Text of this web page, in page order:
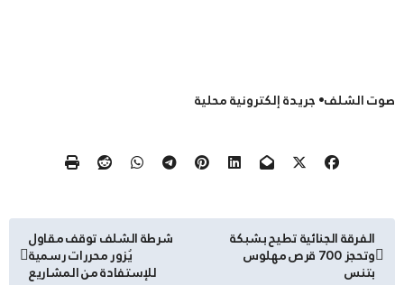
صوت الشلف• جريدة إلكترونية محلية
تصفّح
المقالات
الفرقة الجنائية تطيح بشبكة
وتحجز 700 قرص مهلوس
بتنس
شرطة الشلف توقف مقاول
يُزور محررات رسمية
للإستفادة من المشاريع